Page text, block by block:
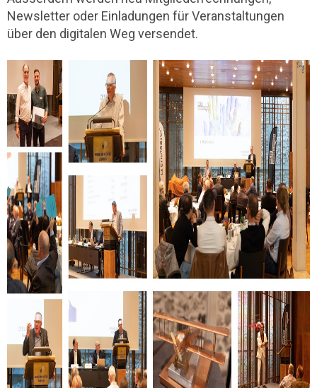
Newsletter oder Einladungen für Veranstaltungen
über den digitalen Weg versendet.